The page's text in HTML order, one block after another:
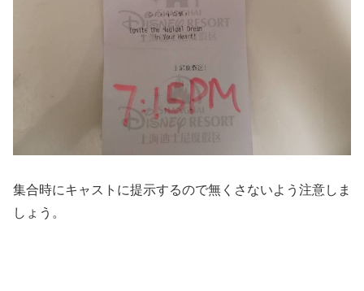
集合時にキャストに提示するので無くさないよう注意しま
しょう。